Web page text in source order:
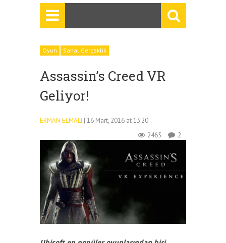
Oyun Sanal Gerçeklik
Assassin’s Creed VR
Geliyor!
ERMAN ELMALI | 16 Mart, 2016 at 13:20
2465
2